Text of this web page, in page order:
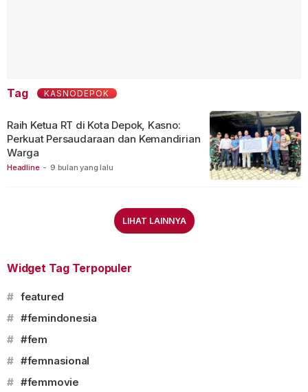
Tag KASNODEPOK
Headline - 9 bulan yang lalu
Raih Ketua RT di Kota Depok, Kasno:
Perkuat Persaudaraan dan Kemandirian
Warga
LIHAT LAINNYA
Widget Tag Terpopuler
# featured
# #femindonesia
# #fem
# #femnasional
# #femmovie